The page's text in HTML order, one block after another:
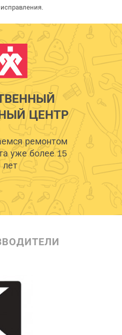
ЦЕНТР
ремонтом
уже более 15
лет